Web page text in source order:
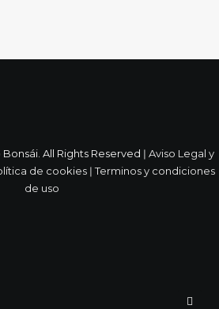
All Rights Reserved ǀ Aviso Legal y
de cookiesǀTerminos y condiciones
de uso